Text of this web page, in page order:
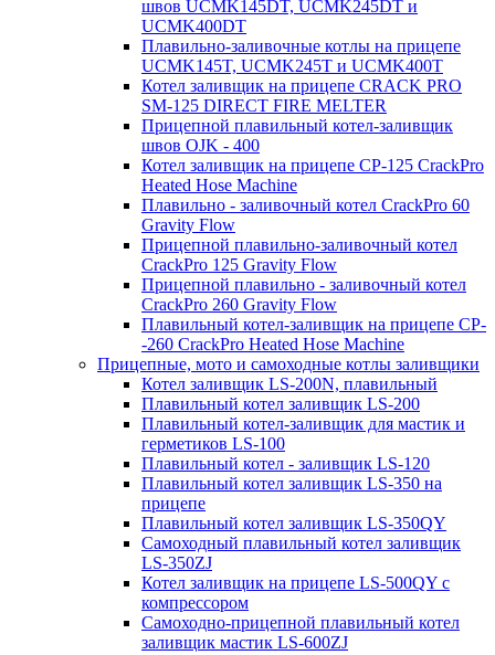
швов UCMK145DT, UCMK245DT и
UCMK400DT
Плавильно-заливочные котлы на прицепе
UCMK145T, UCMK245T и UCMK400T
Котел заливщик на прицепе CRACK PRO
SM-125 DIRECT FIRE MELTER
Прицепной плавильный котел-заливщик
швов OJK - 400
Котел заливщик на прицепе CP-125 CrackPro
Heated Hose Machine
Плавильно - заливочный котел CrackPro 60
Gravity Flow
Прицепной плавильно-заливочный котел
CrackPro 125 Gravity Flow
Прицепной плавильно - заливочный котел
CrackPro 260 Gravity Flow
Плавильный котел-заливщик на прицепе CP-
-260 CrackPro Heated Hose Machine
Прицепные, мото и самоходные котлы заливщики
Котел заливщик LS-200N, плавильный
Плавильный котел заливщик LS-200
Плавильный котел-заливщик для мастик и
герметиков LS-100
Плавильный котел - заливщик LS-120
Плавильный котел заливщик LS-350 на
прицепе
Плавильный котел заливщик LS-350QY
Самоходный плавильный котел заливщик
LS-350ZJ
Котел заливщик на прицепе LS-500QY с
компрессором
Самоходно-прицепной плавильный котел
заливщик мастик LS-600ZJ